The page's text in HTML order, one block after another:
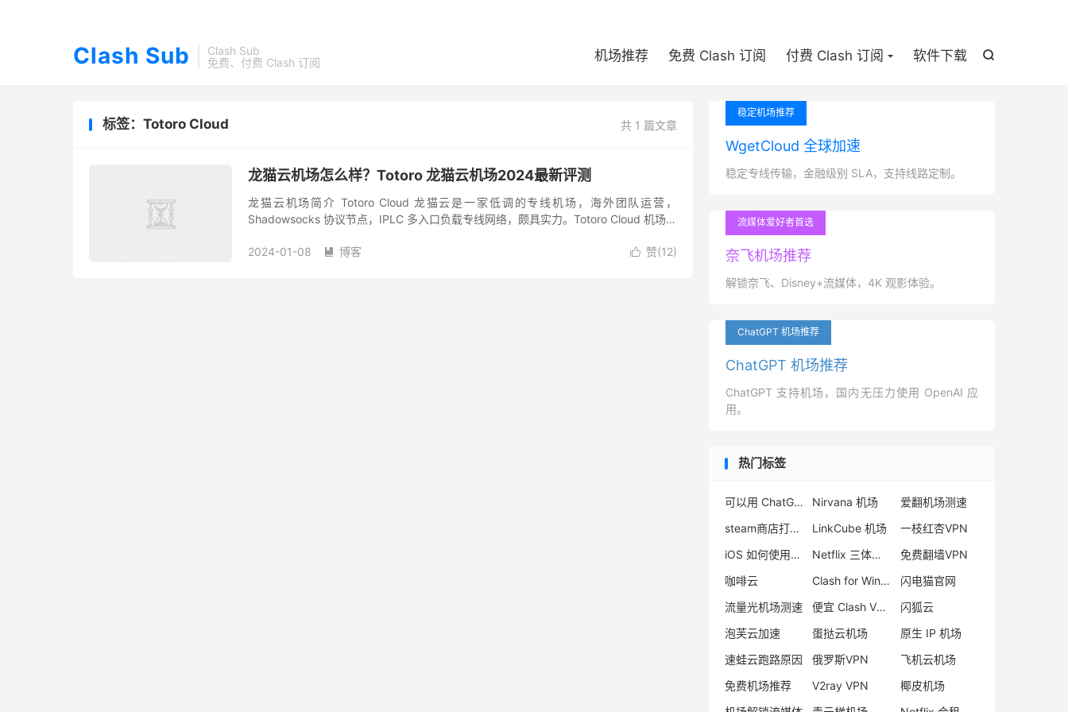
Clash Sub
Clash Sub
免费、付费 Clash 订阅

机场推荐 免费 Clash 订阅 付费 Clash 订阅 软件下载
共 1 篇文章
标签：Totoro Cloud
龙猫云机场怎么样？Totoro 龙猫云机场2024最新评测
龙猫云机场简介 Totoro Cloud 龙猫云是一家低调的专线机场，海外团队运营，
Shadowsocks 协议节点，IPLC 多入口负载专线网络，颇具实力。Totoro Cloud 机场支
 赞(12)
2024-01-08  博客
稳定机场推荐
WgetCloud 全球加速
稳定专线传输，金融级别 SLA，支持线路定制。
流媒体爱好者首选
奈飞机场推荐
解锁奈飞、Disney+流媒体，4K 观影体验。
ChatGPT 机场推荐
ChatGPT 机场推荐
ChatGPT 支持机场，国内无压力使用 OpenAI 应
用。
热门标签
可以用 ChatGPT 的机场 Nirvana 机场
爱翻机场测速
steam商店打不开
LinkCube 机场
一枝红杏VPN
iOS 如何使用小火箭 Shadowrocket
Netflix 三体在线看
免费翻墙VPN
咖啡云
Clash for Windows
闪电猫官网
流量光机场测速
便宜 Clash VPN推荐
闪狐云
泡芙云加速
蛋挞云机场
原生 IP 机场
速蛙云跑路原因
俄罗斯VPN
飞机云机场
免费机场推荐
V2ray VPN
椰皮机场